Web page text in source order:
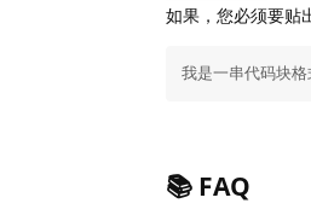
如果，您必须要贴
我是一串代码块
📚️ FAQ